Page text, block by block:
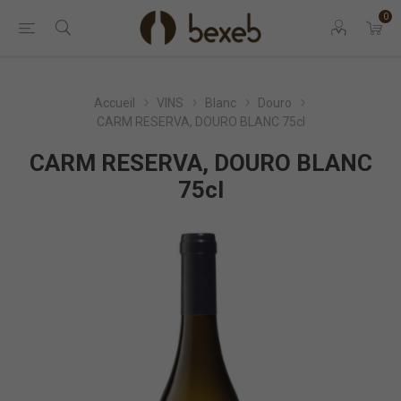
0
Accueil VINS Blanc
Douro
CARM RESERVA, DOURO BLANC 75cl
CARM RESERVA, DOURO BLANC
75cl